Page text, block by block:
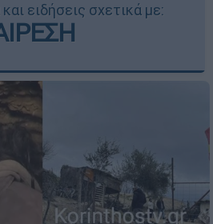
ειδήσεις σχετικά με: